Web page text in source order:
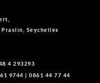
Seychelles
4 293293
9744 |0861 44 77 44